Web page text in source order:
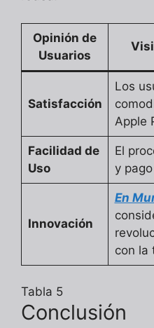
Opinión de
Usuarios
Satisfacción
Los
Apple
Facilidad de
Uso
El
y
Innovación
En
con la
Tabla 5
Conclusión